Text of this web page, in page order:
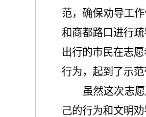
范，确保劝导工
和商都路口进行
出行的市民在志
行为，起到了示范
虽然这次志
己的行为和文明